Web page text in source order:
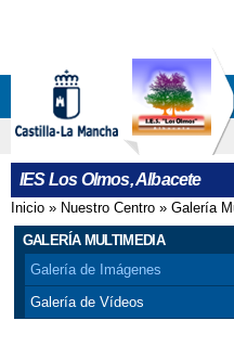
IES Los Olmos, Albacete
Se encuentra
Inicio » Nuestro Centro » Galería
GALERÍA MULTIMEDIA
Galería de Imágenes
Galería de Vídeos